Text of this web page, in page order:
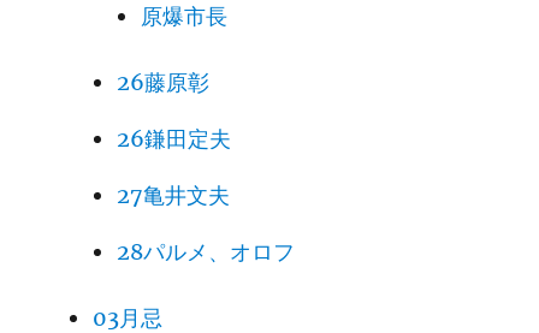
原爆市長
26藤原彰
26鎌田定夫
27亀井文夫
28パルメ、オロフ
03月忌